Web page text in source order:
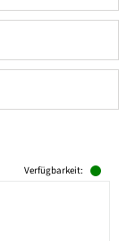
Verfügbarkeit: